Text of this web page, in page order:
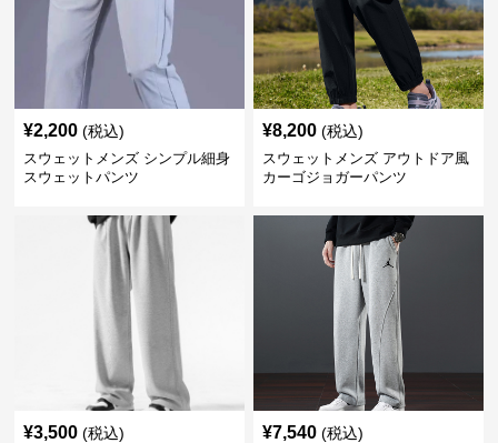
¥2,200 (税込)
スウェットメンズ シンプル細身
スウェットパンツ
¥8,200 (税込)
スウェットメンズ アウトドア風
カーゴジョガーパンツ
¥3,500 (税込) ¥7,540 (税込)